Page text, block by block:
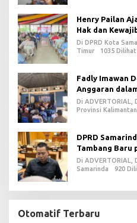
Henry Pailan
Hak dan
Di DPRD Kota
Timur
1035 Dilihat
Fadly Imawan
Anggaran
Daerah di PPU
Di ADVERTORIAL,
Provinsi
DPRD
Tambang Baru
Di ADVERTORIAL,
Samarinda
920
Otomatif Terbaru